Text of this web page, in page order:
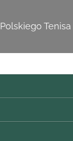
Polskiego Tenisa